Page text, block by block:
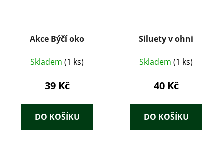
Akce Býčí oko
Skladem (1 ks)
39 Kč
DO KOŠÍKU
Siluety v ohni
Skladem (1 ks)
40 Kč
DO KOŠÍKU